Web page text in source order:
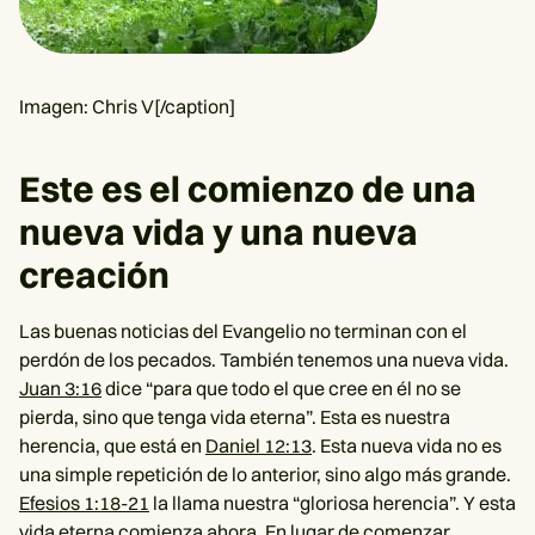
Imagen: Chris V[/caption]
Este es el comienzo de una
nueva vida y una nueva
creación
Las buenas noticias del Evangelio no terminan con el
perdón de los pecados. También tenemos una nueva vida.
Juan 3:16dice “para que todo el que cree en él no se
pierda, sino que tenga vida eterna”. Esta es nuestra
herencia, que está en Daniel 12:13. Esta nueva vida no es
una simple repetición de lo anterior, sino algo más grande.
Efesios 1:18-21 la llama nuestra “gloriosa herencia”. Y esta